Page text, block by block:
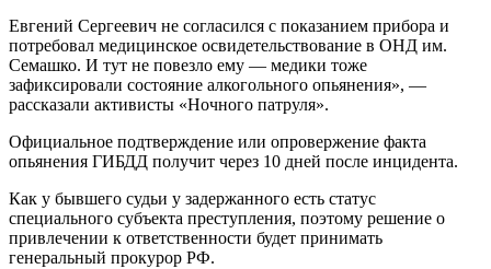
Евгений Сергеевич не согласился с показанием прибора и
потребовал медицинское освидетельствование в ОНД им.
Семашко. И тут не повезло ему — медики тоже
зафиксировали состояние алкогольного опьянения», —
рассказали активисты «Ночного патруля».
Официальное подтверждение или опровержение факта
опьянения ГИБДД получит через 10 дней после инцидента.
Как у бывшего судьи у задержанного есть статус
специального субъекта преступления, поэтому решение о
привлечении к ответственности будет принимать
генеральный прокурор РФ.